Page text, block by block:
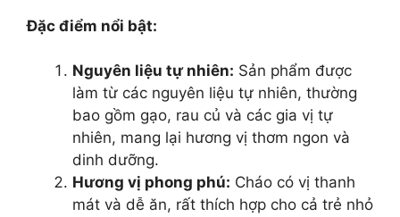
Đặc điểm nổi bật:
Nguyên liệu tự nhiên: Sản phẩm được
làm từ các nguyên liệu tự nhiên, thường
bao gồm gạo, rau củ và các gia vị tự
nhiên, mang lại hương vị thơm ngon và
dinh dưỡng.
Hương vị phong phú: Cháo có vị thanh
mát và dễ ăn, rất thích hợp cho cả trẻ nhỏ